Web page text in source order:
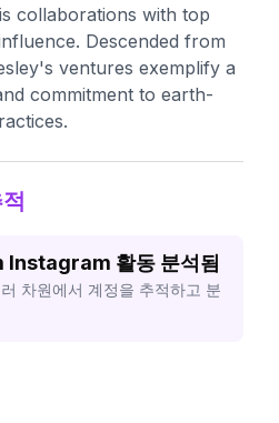
collaborations with top
Descended from
ventures exemplify a
commitment to earth-
Instagram 활동 분석됨
차원에서 계정을 추적하고 분